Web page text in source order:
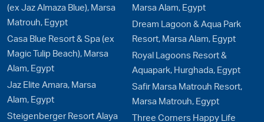
(ex Jaz Almaza Blue), Marsa
Matrouh, Egypt
Casa Blue Resort & Spa (ex
Magic Tulip Beach), Marsa
Alam, Egypt
Jaz Elite Amara, Marsa
Alam, Egypt
Steigenberger Resort Alaya
Marsa Alam, Egypt
Dream Lagoon & Aqua Park
Resort, Marsa Alam, Egypt
Royal Lagoons Resort &
Aquapark, Hurghada, Egypt
Safir Marsa Matrouh Resort,
Marsa Matrouh, Egypt
Three Corners Happy Life